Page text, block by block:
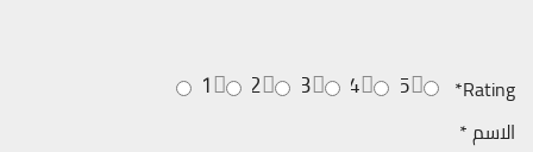
Rating
*
5
4
3
2
1
الاسم*